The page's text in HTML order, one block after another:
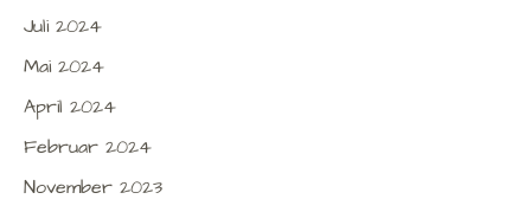
Juli 2024
Mai 2024
April 2024
Februar 2024
November 2023